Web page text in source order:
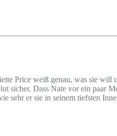
Price weiß genau, was sie
Dass Nate vor ein paar
er sie in seinem tiefsten